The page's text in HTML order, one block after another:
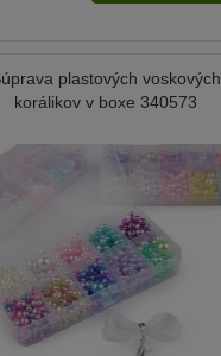
plastových voskových
korálikov v boxe 340573